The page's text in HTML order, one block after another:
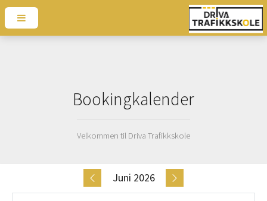
Bookingkalender
Velkommen til Driva Trafikkskole
Juni 2026